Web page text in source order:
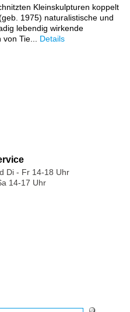
Kleinskulpturen koppelt
1975) naturalistische und
lebendig wirkende
Tie... Details
Di - Fr 14-18 Uhr
14-17 Uhr